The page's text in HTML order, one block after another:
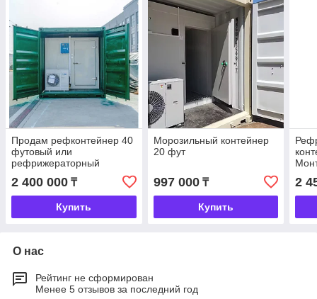
Продам рефконтейнер 40
футовый или
рефрижераторный
контейнер холодильный
склад
2 400 000 ₸
Купить
Морозильный контейнер
20 фут
997 000₸
Купить
2
О нас
Рейтинг не сформирован
Менее 5 отзывов за последний год